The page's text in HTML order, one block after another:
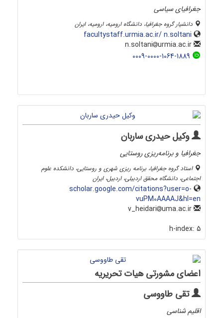
جغرافیای سیاسی
دانشیار گروه جغرافیا، دانشگاه ارومیه، ارومیه، ایران
facultystaff.urmia.ac.ir/ n.soltani
urmia.ac.ir
0009-0000-1064-1889
وکیل حیدری ساربان
جغرافیا و برنامه‌ریزی روستایی
استاد گروه جغرافیا، برنامه ریزی شهری و روستایی، دانشکده علوم
اجتماعی، دانشگاه محقق اردبیلی، اردبیل، ایران
scholar.google.com/citations?user=o-
vuPM0AAAAJ&hl=en
uma.ac.ir
h-index: 5
اعضای مشورتی هیات تحریریه
تقی طاووسی
اقلیم شناسی